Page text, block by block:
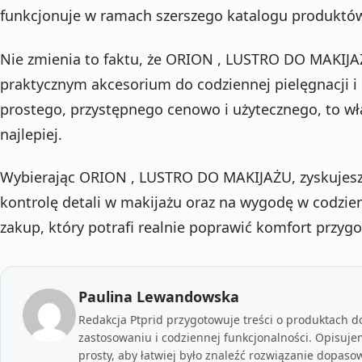
funkcjonuje w ramach szerszego katalogu
Nie zmienia to faktu, że ORION , LUSTRO DO
praktycznym akcesorium do codziennej pielęgnacji i
prostego, przystępnego cenowo i użytecznego, to
najlepiej.
Wybierając ORION , LUSTRO DO MAKIJAŻU,
kontrolę detali w makijażu oraz na wygodę w
zakup, który potrafi realnie poprawić komfort
Paulina Lewandowska
Redakcja Ptprid przygotowuje treści o produktach
zastosowaniu i codziennej funkcjonalności.
prosty, aby łatwiej było znaleźć rozwiązanie